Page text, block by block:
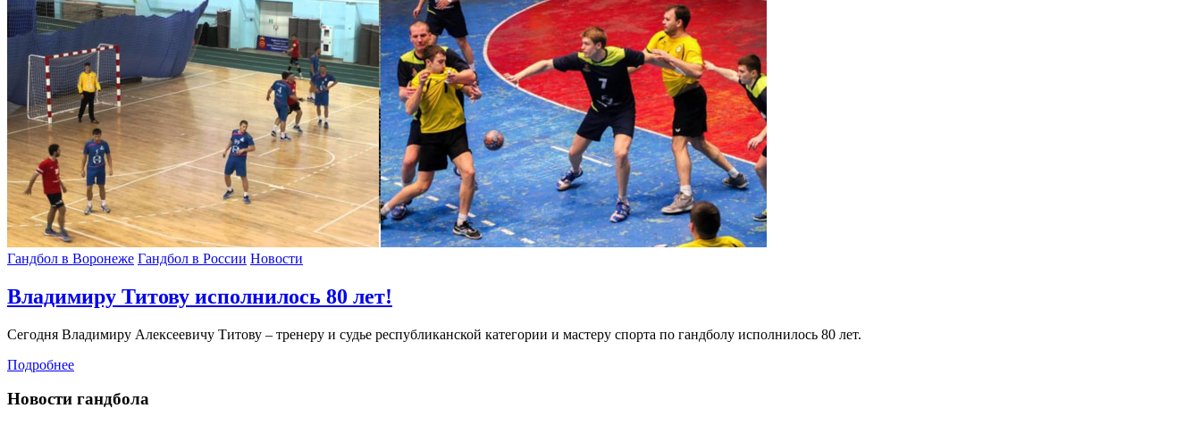
Гандбол в Воронеже Гандбол в России Новости
Владимиру Титову исполнилось 80 лет!
Сегодня Владимиру Алексеевичу Титову – тренеру и судье республиканской категории и мастеру спорта по гандболу исполнилось 80 лет.
Подробнее
Новости гандбола